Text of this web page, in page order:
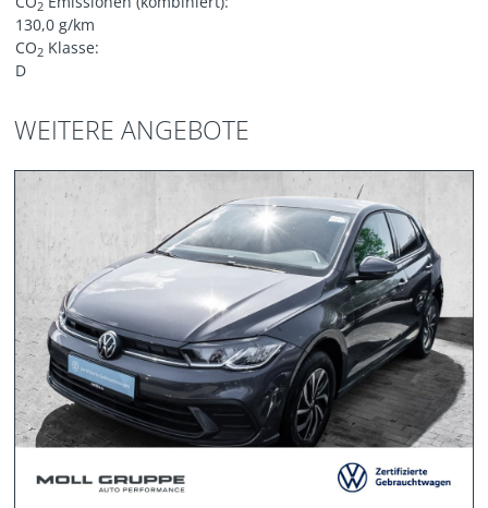
2
130,0 g/km
CO2 Klasse:
D
WEITERE ANGEBOTE